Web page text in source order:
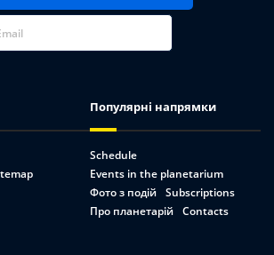
Популярні напрямки
Schedule
Events in the planetarium
Фото з подій
Subscriptions
Про планетарій
Contacts